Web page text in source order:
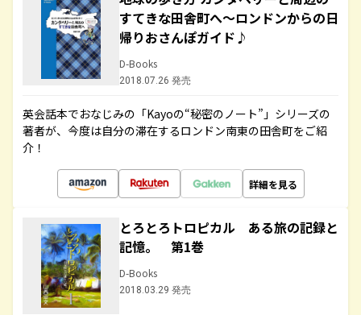
すてきな田舎町へ～ロンドンからの日
帰りおさんぽガイド♪
D-Books
2018.07.26 発売
英会話本でおなじみの「Kayoの“秘密のノート”」シリーズの
著者が、今度は自分の滞在するロンドン南東の田舎町をご紹
介！
詳細を見る
とろとろトロピカル ある旅の記録と
記憶。 第1巻
D-Books
2018.03.29 発売